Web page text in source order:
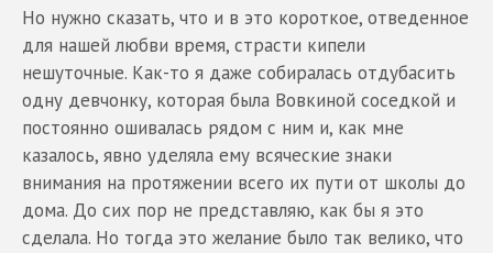
Но нужно сказать, что и в это короткое, отведенное
для нашей любви время, страсти кипели
нешуточные. Как-то я даже собиралась отдубасить
одну девчонку, которая была Вовкиной соседкой и
постоянно ошивалась рядом с ним и, как мне
казалось, явно уделяла ему всяческие знаки
внимания на протяжении всего их пути от школы до
дома. До сих пор не представляю, как бы я это
сделала. Но тогда это желание было так велико, что